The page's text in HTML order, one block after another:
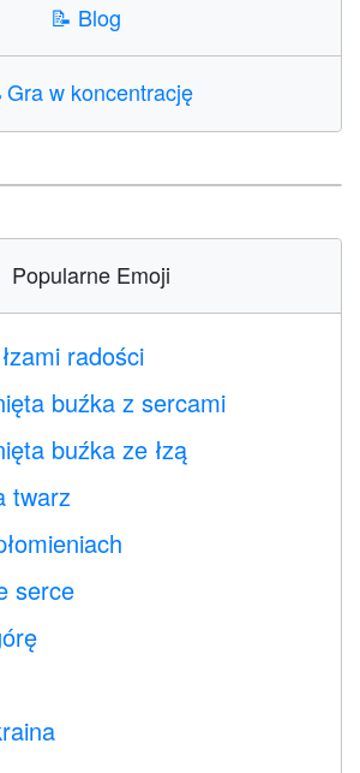
📝 Blog
Gra w koncentrację
Popularne Emoji
radości
buźka z sercami
buźka ze łzą
twarz
serce